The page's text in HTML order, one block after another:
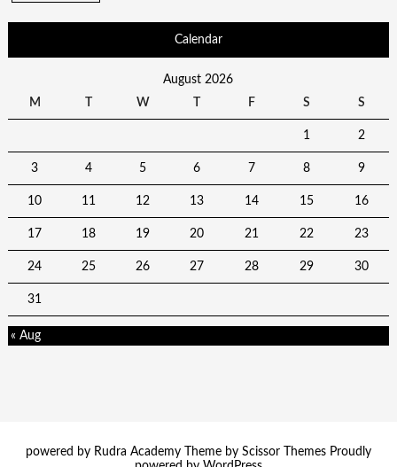
Calendar
August 2026
M
W F S S
1 2
3 4 5 6 7 8 9
10 11 12 13 14 15 16
17 18 19 20 21 22 23
24 25 26 27 28 29 30
31
« Aug
powered by Rudra Academy Theme by Scissor Themes Proudly